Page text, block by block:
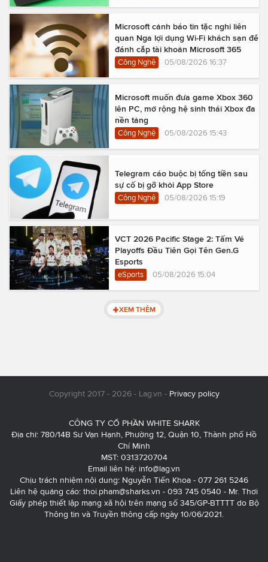
Microsoft cảnh báo tin tặc nghi liên
quan Nga lợi dụng Wi-Fi khách sạn để
đánh cắp tài khoản Microsoft 365
Công Nghệ 05/08/2026 16:37
Microsoft muốn đưa game Xbox 360
lên PC, mở rộng hệ sinh thái Xbox đa
nền tảng
Công Nghệ 05/08/2026 15:43
Telegram cáo buộc bị tống tiền sau
sự cố bị gỡ khỏi App Store
Công Nghệ 05/08/2026 15:19
VCT 2026 Pacific Stage 2: Tấm Vé
Playoffs Đầu Tiên Gọi Tên Gen.G
Esports
eSports 05/08/2026 15:04
XEM THÊM
Copyright 2017 - 2026 - Lag.vn - Privacy policy
CÔNG TY CỔ PHẦN WHITE SHARK
Địa chỉ: 780/14B Sư Vạn Hạnh, Phường 12, Quận 10, Thành phố Hồ
Chí Minh
MST: 0313720704
Email liên hệ: info@lag.vn
Chịu trách nhiệm nội dung: Nguyễn Tiến Khoa - 077 261 5246
Liên hệ quảng cáo: thoi.pham@sharks.vn - 093 745 0540 - Mr. Thơi
Giấy phép thiết lập mạng xã hội trên mạng số 345/GP-BTTTT do Bộ
Thông tin và Truyền thông cấp ngày 10/06/2021.